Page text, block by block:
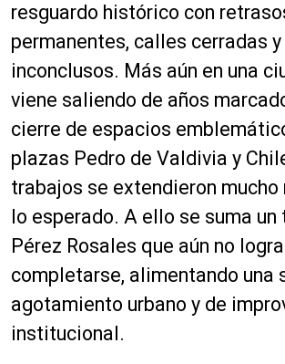
resguardo histórico con
permanentes, calles cerradas
inconclusos. Más aún en una
viene saliendo de años
cierre de espacios
plazas Pedro de Valdivia y
trabajos se extendieron mucho
lo esperado. A ello se suma un
Pérez Rosales que aún no logra
completarse, alimentando una
agotamiento urbano y de
institucional.